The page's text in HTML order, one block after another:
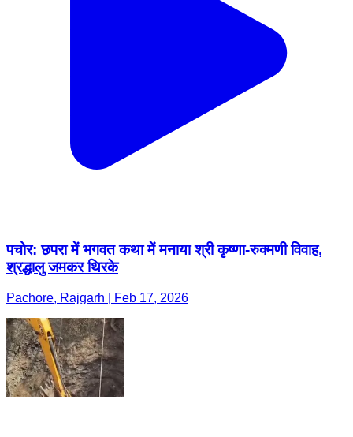
पचोर: छपरा में भगवत कथा में मनाया श्री कृष्णा-रुक्मणी विवाह,
श्रद्धालु जमकर थिरके
Pachore, Rajgarh | Feb 17, 2026